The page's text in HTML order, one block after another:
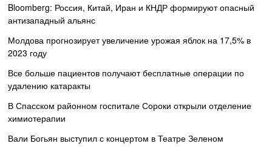
Bloomberg: Россия, Китай, Иран и КНДР формируют опасный
антизападный альянс
Молдова прогнозирует увеличение урожая яблок на 17,5% в
2023 году
Все больше пациентов получают бесплатные операции по
удалению катаракты
В Спасском районном госпитале Сороки открыли отделение
химиотерапии
Вали Богьян выступил с концертом в Театре Зеленом